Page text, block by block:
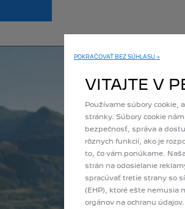
POKRAČOVAŤ BEZ SÚHLASU →
VITAJTE V
Používame súbory cookie,
stránky. Súbory cookie
bezpečnosť, správa a
rôznych funkcií, ako je
to, čo vám ponúkame.
strán na odosielanie
spracúvať tretie strany so
(EHP), ktoré ešte nemusia
orgánov na ochranu